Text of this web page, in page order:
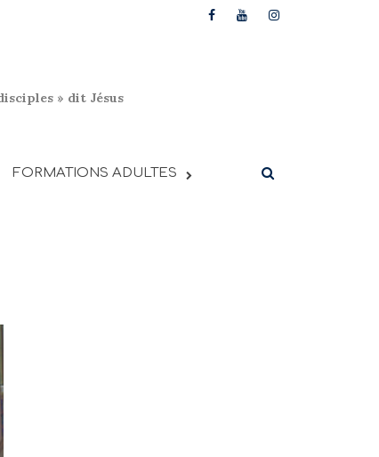
» dit Jésus
FORMATIONS ADULTES